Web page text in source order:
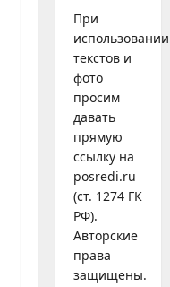
При
использовании
текстов и
фото
просим
давать
прямую
ссылку на
posredi.ru
(ст. 1274 ГК
РФ).
Авторские
права
защищены.